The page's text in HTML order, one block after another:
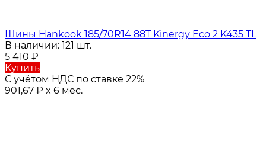
Шины Hankook 185/70R14 88T Kinergy Eco 2 K435 TL
В наличии: 121 шт.
5 410 ₽
Купить
С учётом НДС по ставке 22%
901,67 ₽ x 6 мес.